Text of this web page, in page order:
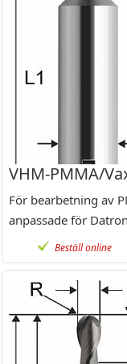
VHM-PMMA/
För bearbetning av
anpassade för
Beställ online